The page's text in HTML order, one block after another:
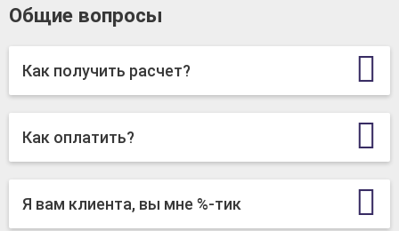
Общие вопросы
Как получить расчет?
Как оплатить?
Я вам клиента, вы мне %-тик